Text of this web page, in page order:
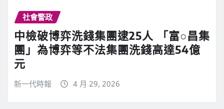
社會警政
中檢破博弈洗錢集團逮25人 「富○昌集
團」為博弈等不法集團洗錢高達54億
元
新一代時報 4 月 29, 2026